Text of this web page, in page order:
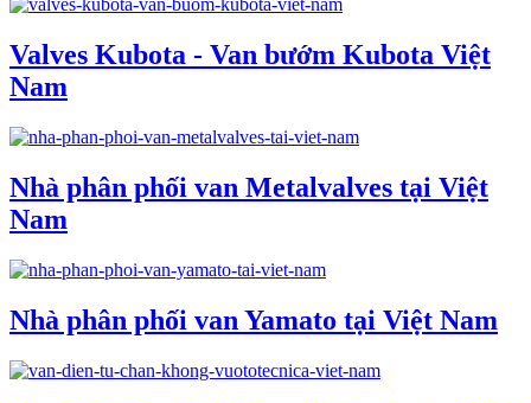
Valves Kubota - Van bướm Kubota Việt
Nam
Nhà phân phối van Metalvalves tại Việt
Nam
Nhà phân phối van Yamato tại Việt Nam